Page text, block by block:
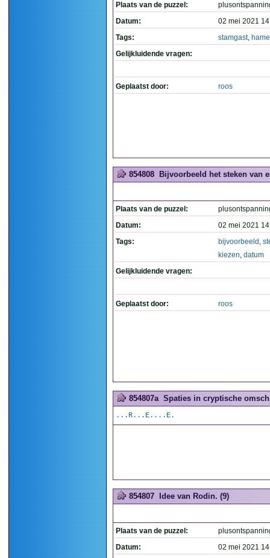
Plaats van de puzzel:
Datum:
02 mei 2021
Tags:
stamgast,
Gelijkluidende vragen:
Geplaatst door: roos
854808 Bijvoorbeeld het steken van
Plaats van de puzzel:
Datum:
02 mei 2021
Tags:
bijvoorbeeld ,
kiezen, datum
Gelijkluidende vragen:
Geplaatst door: roos
854807a Spaties in cryptische
...R...E....E.
854807 Idee van Rodin. (9)
Plaats van de puzzel:
Datum:
02 mei 2021